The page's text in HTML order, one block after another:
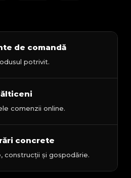
de comandă
potrivit.
comenzii online.
concrete
construcții și gospodărie.